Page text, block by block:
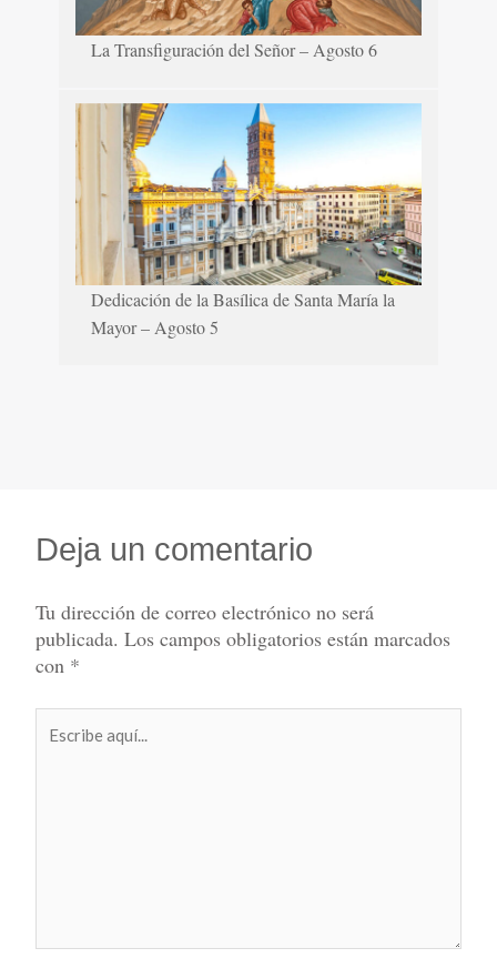
La Transfiguración del Señor – Agosto 6
Dedicación de la Basílica de Santa María la
Mayor – Agosto 5
Deja un comentario
Tu dirección de correo electrónico no será
publicada. Los campos obligatorios están marcados
con *
aquí...